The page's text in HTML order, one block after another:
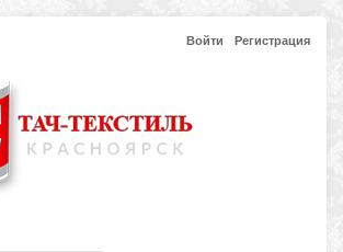
Войти Регистрация